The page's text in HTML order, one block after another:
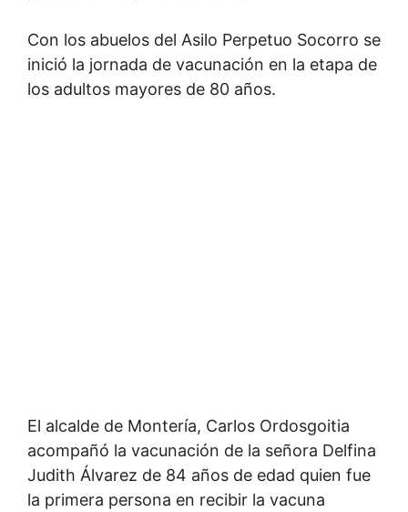
Con los abuelos del Asilo Perpetuo Socorro se
inició la jornada de vacunación en la etapa de
los adultos mayores de 80 años.
El alcalde de Montería, Carlos Ordosgoitia
acompañó la vacunación de la señora Delfina
Judith Álvarez de 84 años de edad quien fue
la primera persona en recibir la vacuna